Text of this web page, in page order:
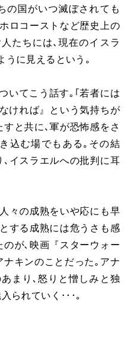
の国がいつ滅ぼされても
ロコーストなど歴史上の
たちには､現在のイスラ
うに見えるという｡
いてこう話す｡｢若者には
ければ』という気持ちが
と共に､軍が恐怖感をさ
込む場でもある｡その結
イスラエルへの批判に耳
々の成熟をいや応にも早
する成熟には危うさも感
のが､映画『スターウォー
キンのことだった｡アナ
まり､怒りと憎しみと独
られていく･･･｡